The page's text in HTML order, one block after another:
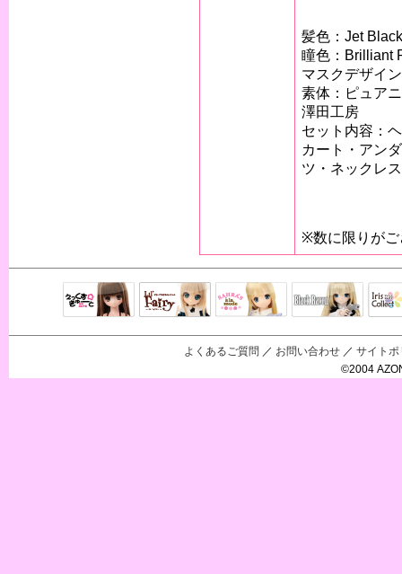
髪色：Jet
瞳色：Brilliant
マスクデザイ
素体：ピュア
澤田工房
セット内容：
カート・アン
ツ・ネックレ
※数に限りがご
よくあるご質問 ／ お問い合わせ ／ サイトポ
©2004